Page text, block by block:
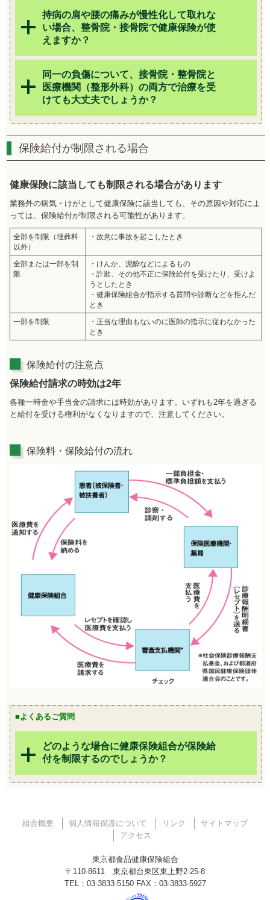
持病の肩や腰の痛みが慢性化して取れな
い場合、整骨院・接骨院で健康保険が使
えますか？
同一の負傷について、接骨院・整骨院と
医療機関（整形外科）の両方で治療を受
けても大丈夫でしょうか？
保険給付が制限される場合
健康保険に該当しても制限される場合があります
業務外の病気・けがとして健康保険に該当しても、その原因や対応によ
っては、保険給付が制限される可能性があります。
全部を制限（埋葬料
以外）
・故意に事故を起こしたとき
全部または一部を制
限
・けんか、泥酔などによるもの
・詐欺、その他不正に保険給付を受けたり、受けよ
うとしたとき
・健康保険組合が指示する質問や診断などを拒んだ
とき
一部を制限
・正当な理由もないのに医師の指示に従わなかった
とき
保険給付の注意点
保険給付請求の時効は2年
各種一時金や手当金の請求には時効があります。いずれも2年を過ぎる
と給付を受ける権利がなくなりますので、注意してください。
保険料・保険給付の流れ
■よくあるご質問
どのような場合に健康保険組合が保険給
付を制限するのでしょうか？
組合概要 個人情報保護について リンク
サイトマップ
アクセス
東京都食品健康保険組合
〒110-8611 東京都台東区東上野2-25-8
TEL：03-3833-5150 FAX：03-3833-5927